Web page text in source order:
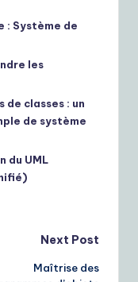
: Système de
les
de classes : un
de système
du UML
Next Post
Maîtrise des